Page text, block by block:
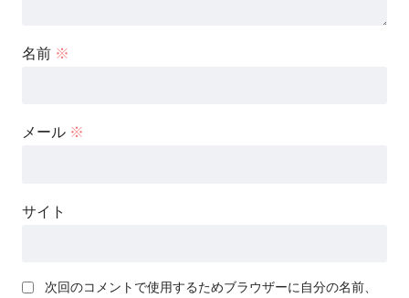
名前 ※
メール ※
サイト
次回のコメントで使用するためブラウザーに自分の名前、